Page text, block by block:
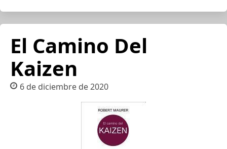
El Camino Del
Kaizen
6 de diciembre de 2020